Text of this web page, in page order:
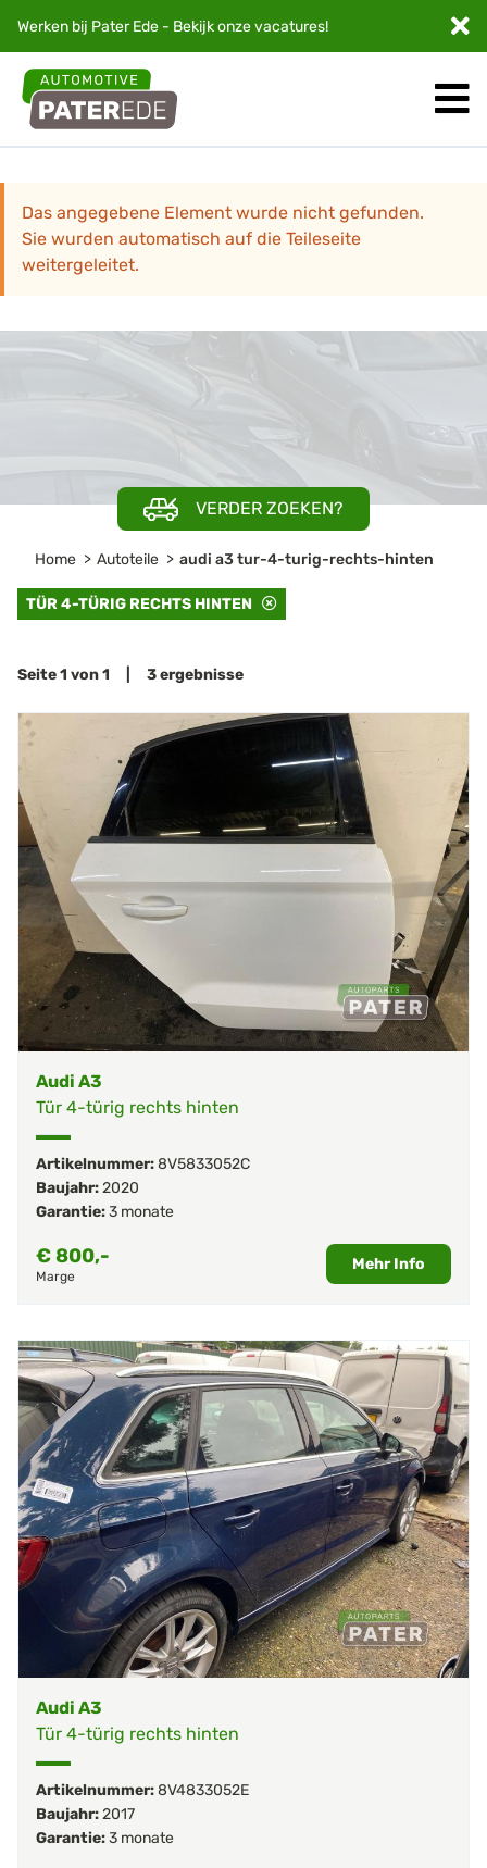
Werken bij Pater Ede - Bekijk onzevacatures!
Das angegebene Element wurde nicht gefunden.
Sie wurden automatisch auf die Teileseite
weitergeleitet.
VERDER ZOEKEN?
Home Autoteile audi a3 tur-4-turig-rechts-hinten
TÜR 4-TÜRIG RECHTS HINTEN
Seite 1 von 1 | 3 ergebnisse
Audi A3
Tür 4-türig rechts hinten
Artikelnummer:8V5833052C
Baujahr:2020
Garantie:3 monate
€800,-
Marge
Mehr Info
Audi A3
Tür 4-türig rechts hinten
Artikelnummer:8V4833052E
Baujahr:2017
Garantie:3 monate